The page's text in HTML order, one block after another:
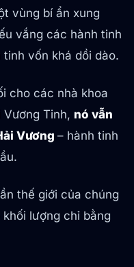
vùng bí ẩn xung
vắng các hành tinh
vốn khá dồi dào.
cho các nhà khoa
Tinh, nó vẫn
Vương – hành tinh
thế giới của chúng
lượng chỉ bằng